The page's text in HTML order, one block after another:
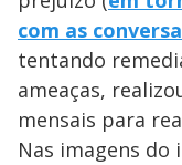
com as
tentando
ameaças,
mensais para
Nas imagens do